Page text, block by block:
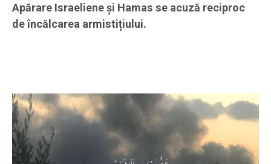
Apărare Israeliene și Hamas se acuză reciproc
de încălcarea armistițiului.